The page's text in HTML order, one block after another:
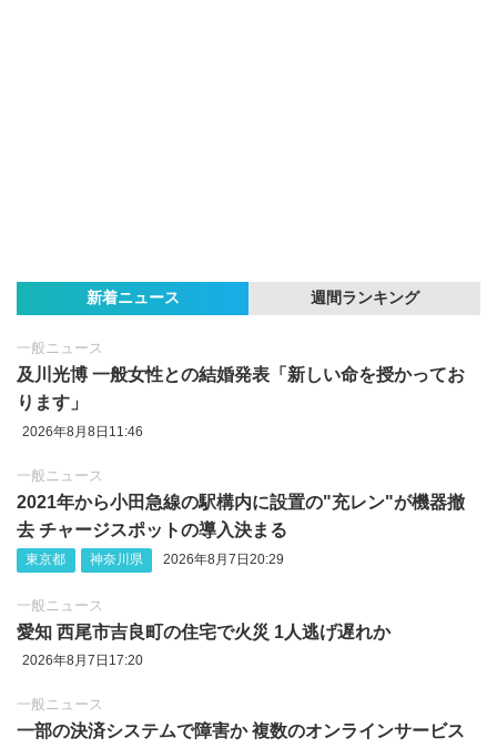
新着ニュース 週間ランキング
一般ニュース
及川光博 一般女性との結婚発表「新しい命を授かってお
ります」
2026年8月8日11:46
一般ニュース
2021年から小田急線の駅構内に設置の"充レン"が機器撤
去 チャージスポットの導入決まる
東京都 神奈川県 2026年8月7日20:29
一般ニュース
愛知 西尾市吉良町の住宅で火災 1人逃げ遅れか
2026年8月7日17:20
一般ニュース
一部の決済システムで障害か 複数のオンラインサービス